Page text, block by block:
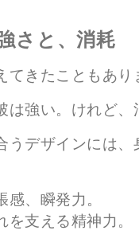
さと、消耗
てきたこともあり
は強い。けれど、
うデザインには、
感、瞬発力。
を支える精神力。